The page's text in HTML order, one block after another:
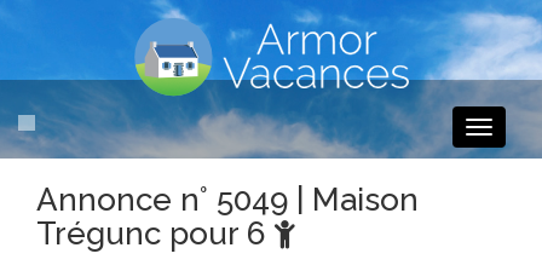
Toggle
Annonce n° 5049 | Maison
Trégunc pour 6